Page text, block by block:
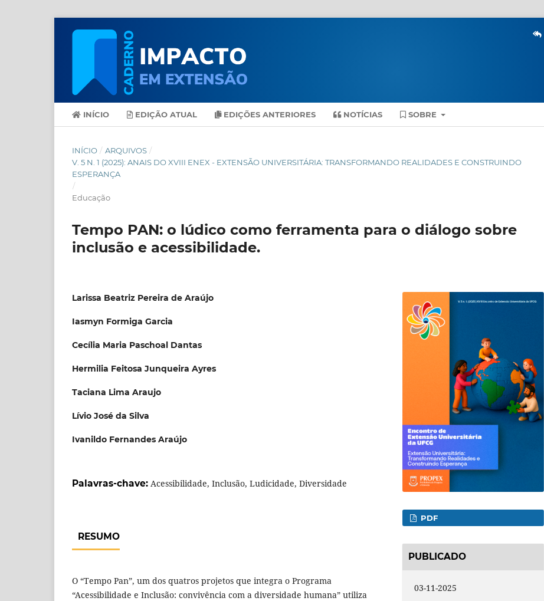
INÍCIO EDIÇÃO ATUAL EDIÇÕES ANTERIORES NOTÍCIAS SOBRE
INÍCIO / ARQUIVOS /
V. 5 N. 1 (2025): ANAIS DO XVIII ENEX - EXTENSÃO UNIVERSITÁRIA: TRANSFORMANDO REALIDADES E CONSTRUINDO
ESPERANÇA
/
Educação
Tempo PAN: o lúdico como ferramenta para o diálogo sobre
inclusão e acessibilidade.
Larissa Beatriz Pereira de Araújo
Iasmyn Formiga Garcia
Cecília Maria Paschoal Dantas
Hermilia Feitosa Junqueira Ayres
Taciana Lima Araujo
Lívio José da Silva
Ivanildo Fernandes Araújo
Palavras-chave: Acessibilidade, Inclusão, Ludicidade, Diversidade
RESUMO
O “Tempo Pan”, um dos quatros projetos que integra o Programa
“Acessibilidade e Inclusão: convivência com a diversidade humana” utiliza
PDF
PUBLICADO
03-11-2025